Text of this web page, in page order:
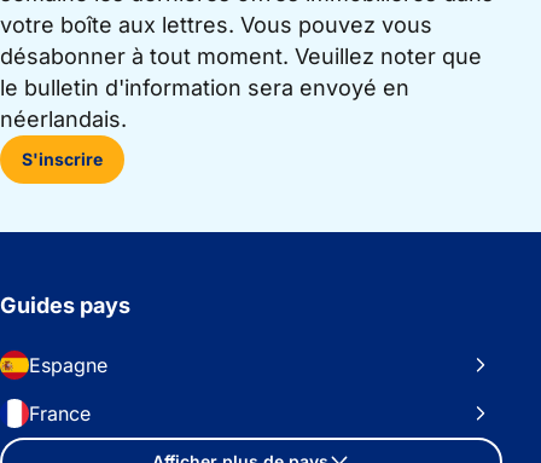
votre boîte aux lettres. Vous pouvez vous
désabonner à tout moment. Veuillez noter que
le bulletin d'information sera envoyé en
néerlandais.
S'inscrire
Guides pays
Espagne
France